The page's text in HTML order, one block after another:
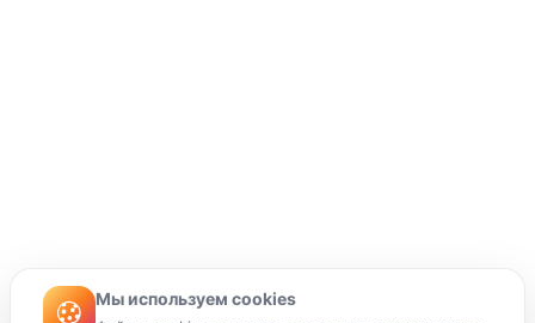
Мы используем cookies